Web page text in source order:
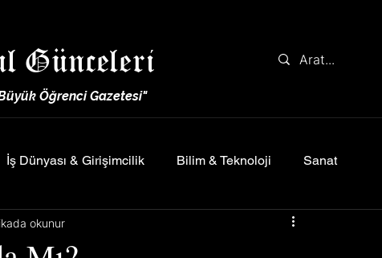
Günceleri
Öğrenci Gazetesi"
İş Dünyası & Girişimcilik Bilim & Teknoloji Sanat
okunur